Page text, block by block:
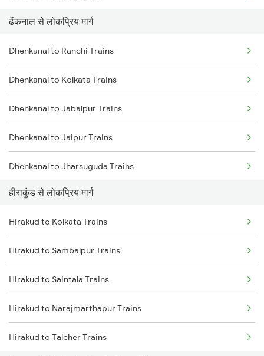
Dhenkanal to Narajmarthapur Trains
Hirakud to Kolkata Trains
Hirakud to Jhargram Trains
Hirakud to Kharagpur Trains
Hirakud to Khariar Road Trains
Hirakud to Khurdha Trains
Hirakud to Narajmarthapur Trains
Hirakud to Talcher Trains
ढेंकनाल से लोकप्रिय मार्ग
Dhenkanal to Ranchi Trains
Dhenkanal to Kolkata Trains
Dhenkanal to Jabalpur Trains
Dhenkanal to Jaipur Trains
Dhenkanal to Jharsuguda Trains
Dhenkanal to Kharagpur Trains
Dhenkanal to Khurdha Trains
Dhenkanal to New Delhi Trains
Dhenkanal to Nagpur Trains
Dhenkanal to Nashik Trains
Dhenkanal to Narajmarthapur Trains
हीराकुंड से लोकप्रिय मार्ग
Hirakud to Kolkata Trains
Hirakud to Sambalpur Trains
Hirakud to Saintala Trains
Hirakud to Narajmarthapur Trains
Hirakud to Talcher Trains